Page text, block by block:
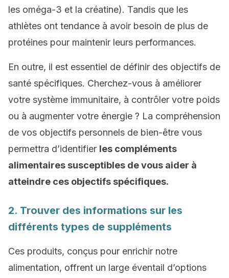
les oméga-3 et la créatine). Tandis que les
athlètes ont tendance à avoir besoin de plus de
protéines pour maintenir leurs performances.
En outre, il est essentiel de définir des objectifs de
santé spécifiques. Cherchez-vous à améliorer
votre système immunitaire, à contrôler votre poids
ou à augmenter votre énergie ? La compréhension
de vos objectifs personnels de bien-être vous
permettra d’identifier les compléments
alimentaires susceptibles de vous aider à
atteindre ces objectifs spécifiques.
2. Trouver des informations sur les
différents types de suppléments
Ces produits, conçus pour enrichir notre
alimentation, offrent un large éventail d’options